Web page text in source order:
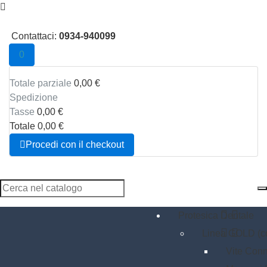

Contattaci: 0934-940099
0
Totale parziale 0,00 €
Spedizione
Tasse 0,00 €
Totale 0,00 €
 Procedi con il checkout
 
Protesica Dentale
 
Linea GOLD
Vite